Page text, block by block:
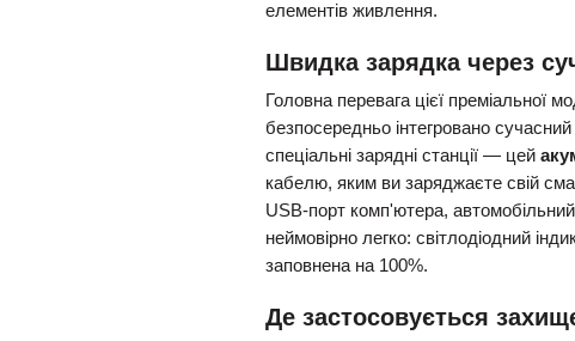
елементів живлення.
Швидка зарядка через
Головна перевага цієї преміальної
безпосередньо інтегровано
спеціальні зарядні станції — цей
кабелю, яким ви заряджаєте свій
USB-порт комп'ютера,
неймовірно легко: світлодіодний
заповнена на 100%.
Де застосовується